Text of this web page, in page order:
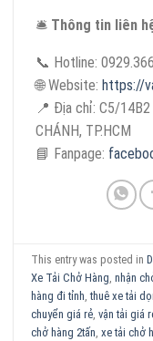
🛎 Thông tin liên
📞 Hotline:
🌐 Website: https://
📍 Địa chỉ: C5/14B2
CHÁNH, TP.HCM
📘 Fanpage:
This entry was posted in
Xe Tải Chở Hàng ,nhận
hàng đi tỉnh ,thuê xe tải
chuyển giá rẻ ,vận tải giá
chở hàng 2tấn ,xe tải chở